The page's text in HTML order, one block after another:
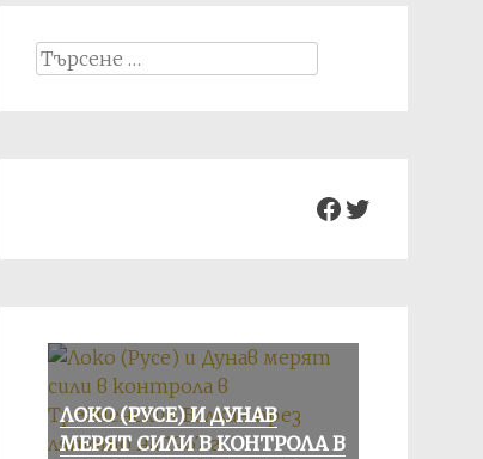
Search
Facebook
Twitter
ЛОКО (РУСЕ) И ДУНАВ
МЕРЯТ СИЛИ В КОНТРОЛА В